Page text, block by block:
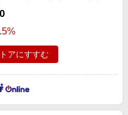
アにすすむ